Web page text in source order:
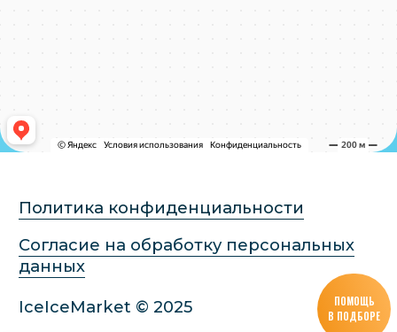
ПОМОЩЬ
В ПОДБОРЕ